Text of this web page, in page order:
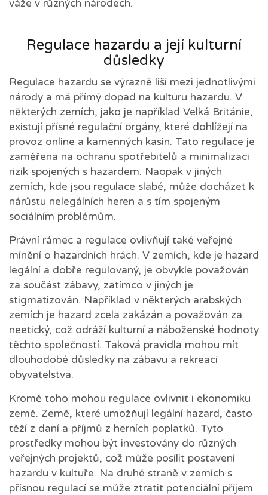
váže v různých národech.
Regulace hazardu a její kulturní
důsledky
Regulace hazardu se výrazně liší mezi jednotlivými
národy a má přímý dopad na kulturu hazardu. V
některých zemích, jako je například Velká Británie,
existují přísné regulační orgány, které dohlížejí na
provoz online a kamenných kasin. Tato regulace je
zaměřena na ochranu spotřebitelů a minimalizaci
rizik spojených s hazardem. Naopak v jiných
zemích, kde jsou regulace slabé, může docházet k
nárůstu nelegálních heren a s tím spojeným
sociálním problémům.
Právní rámec a regulace ovlivňují také veřejné
mínění o hazardních hrách. V zemích, kde je hazard
legální a dobře regulovaný, je obvykle považován
za součást zábavy, zatímco v jiných je
stigmatizován. Například v některých arabských
zemích je hazard zcela zakázán a považován za
neetický, což odráží kulturní a náboženské hodnoty
těchto společností. Taková pravidla mohou mít
dlouhodobé důsledky na zábavu a rekreaci
obyvatelstva.
Kromě toho mohou regulace ovlivnit i ekonomiku
země. Země, které umožňují legální hazard, často
těží z daní a příjmů z herních poplatků. Tyto
prostředky mohou být investovány do různých
veřejných projektů, což může posílit postavení
hazardu v kultuře. Na druhé straně v zemích s
přísnou regulací se může ztratit potenciální příjem